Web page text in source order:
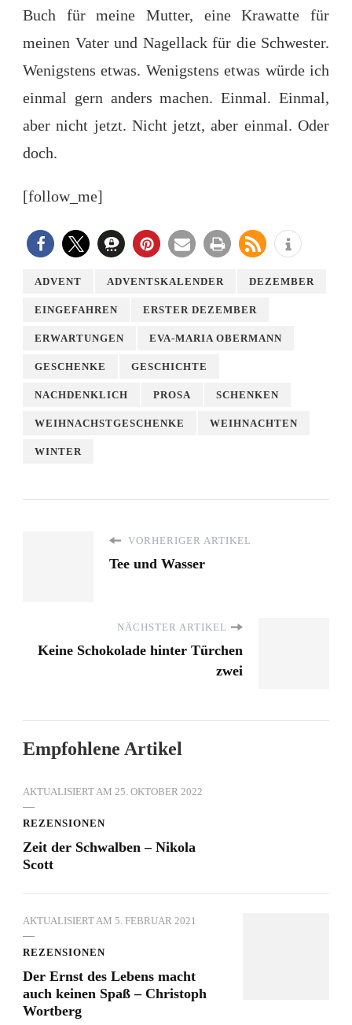
Buch für meine Mutter, eine Krawatte für
meinen Vater und Nagellack für die Schwester.
Wenigstens etwas. Wenigstens etwas würde ich
einmal gern anders machen. Einmal. Einmal,
aber nicht jetzt. Nicht jetzt, aber einmal. Oder
doch.
[follow_me]
ADVENT ADVENTSKALENDER DEZEMBER
EINGEFAHREN ERSTER DEZEMBER
ERWARTUNGEN EVA-MARIA OBERMANN
GESCHENKE GESCHICHTE
NACHDENKLICH PROSA SCHENKEN
WEIHNACHSTGESCHENKE WEIHNACHTEN
WINTER
VORHERIGER ARTIKEL
Tee und Wasser
NÄCHSTER ARTIKEL
Keine Schokolade hinter Türchen
zwei
Empfohlene Artikel
AKTUALISIERT AM 25. OKTOBER 2022
REZENSIONEN
Zeit der Schwalben – Nikola
Scott
AKTUALISIERT AM 5. FEBRUAR 2021
REZENSIONEN
Der Ernst des Lebens macht
auch keinen Spaß – Christoph
Wortberg